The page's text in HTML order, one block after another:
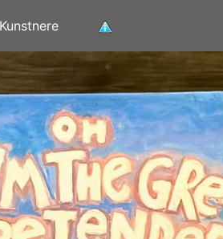
Kunstnere